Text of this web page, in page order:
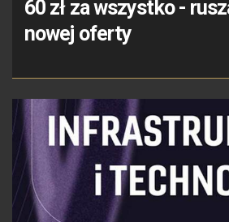
60 zł za wszystko -
nowej oferty